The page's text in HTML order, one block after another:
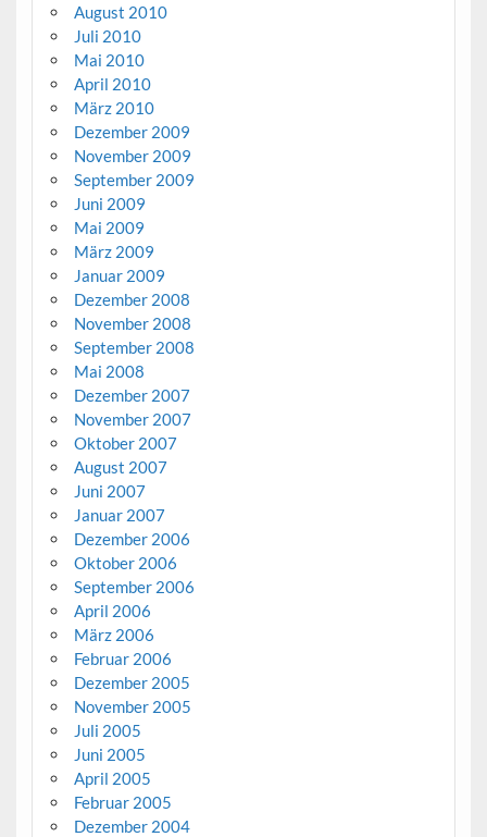
August 2010
Juli 2010
Mai 2010
April 2010
März 2010
Dezember 2009
November 2009
September 2009
Juni 2009
Mai 2009
März 2009
Januar 2009
Dezember 2008
November 2008
September 2008
Mai 2008
Dezember 2007
November 2007
Oktober 2007
August 2007
Juni 2007
Januar 2007
Dezember 2006
Oktober 2006
September 2006
April 2006
März 2006
Februar 2006
Dezember 2005
November 2005
Juli 2005
Juni 2005
April 2005
Februar 2005
Dezember 2004